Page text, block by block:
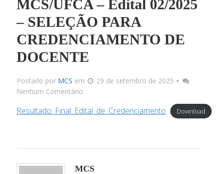
Corpo
MCS/UFCA – Edital 02/2025
– SELEÇÃO PARA
CREDENCIAMENTO DE
DOCENTE
Postado por MCS em
29 de setembro de 2025
Nenhum Comentário
Resultado_Final_Edital_de_Credenciamento Download
MCS